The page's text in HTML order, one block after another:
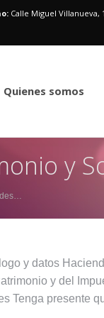
Calle Miguel Villanueva,
Quienes somos
y
y datos
y del
Tenga presente